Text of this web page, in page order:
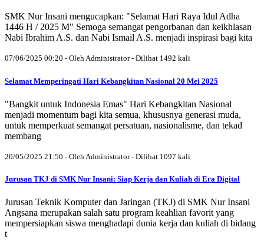
SMK Nur Insani mengucapkan: "Selamat Hari Raya Idul Adha
1446 H / 2025 M" Semoga semangat pengorbanan dan keikhlasan
Nabi Ibrahim A.S. dan Nabi Ismail A.S. menjadi inspirasi bagi kita
07/06/2025 00:20 - Oleh Administrator - Dilihat 1492 kali
Selamat Memperingati Hari Kebangkitan Nasional 20 Mei 2025
"Bangkit untuk Indonesia Emas" Hari Kebangkitan Nasional
menjadi momentum bagi kita semua, khususnya generasi muda,
untuk memperkuat semangat persatuan, nasionalisme, dan tekad
membang
20/05/2025 21:50 - Oleh Administrator - Dilihat 1097 kali
Jurusan TKJ di SMK Nur Insani: Siap Kerja dan Kuliah di Era Digital
Jurusan Teknik Komputer dan Jaringan (TKJ) di SMK Nur Insani
Angsana merupakan salah satu program keahlian favorit yang
mempersiapkan siswa menghadapi dunia kerja dan kuliah di bidang
t